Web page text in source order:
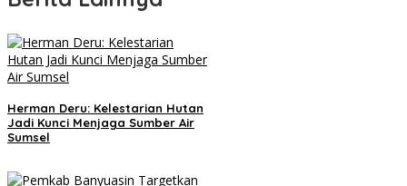
Herman Deru: Kelestarian Hutan
Jadi Kunci Menjaga Sumber Air
Sumsel